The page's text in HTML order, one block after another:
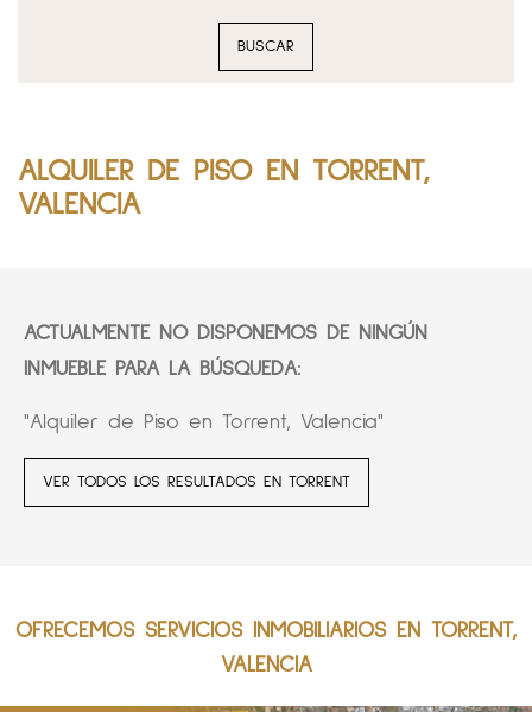
BUSCAR
ALQUILER DE PISO EN TORRENT,
VALENCIA
ACTUALMENTE NO DISPONEMOS DE NINGÚN
INMUEBLE PARA LA BÚSQUEDA:
"Alquiler de Piso en Torrent, Valencia"
VER TODOS LOS RESULTADOS EN TORRENT
OFRECEMOS SERVICIOS INMOBILIARIOS EN TORRENT,
VALENCIA